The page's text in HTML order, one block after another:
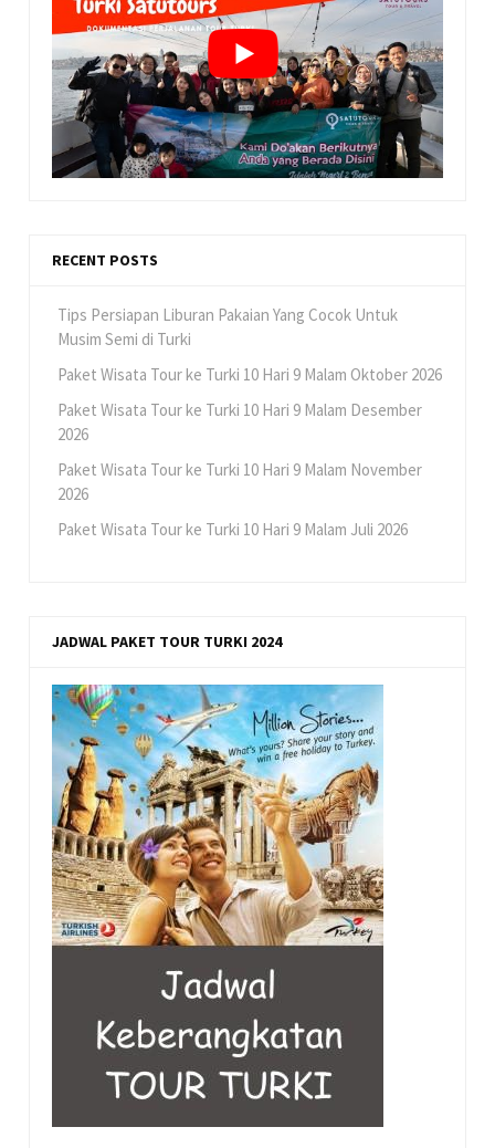
RECENT POSTS
Tips Persiapan Liburan Pakaian Yang Cocok Untuk
Musim Semi di Turki
Paket Wisata Tour ke Turki 10 Hari 9 Malam Oktober 2026
Paket Wisata Tour ke Turki 10 Hari 9 Malam Desember
2026
Paket Wisata Tour ke Turki 10 Hari 9 Malam November
2026
Paket Wisata Tour ke Turki 10 Hari 9 Malam Juli 2026
JADWAL PAKET TOUR TURKI 2024